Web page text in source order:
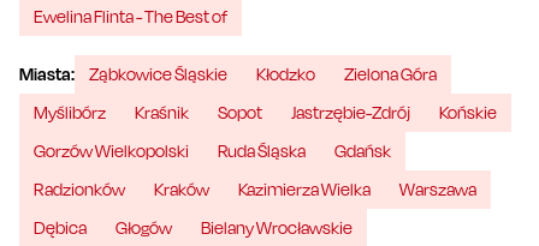
Ewelina Flinta - The Best of
Miasta: Ząbkowice Śląskie Kłodzko
Zielona Góra
Myślibórz
Kraśnik Sopot Jastrzębie-Zdrój
Końskie
Gorzów Wielkopolski
Ruda Śląska
Gdańsk
Radzionków
Kraków Kazimierza Wielka
Warszawa
Dębica
Głogów
Bielany Wrocławskie